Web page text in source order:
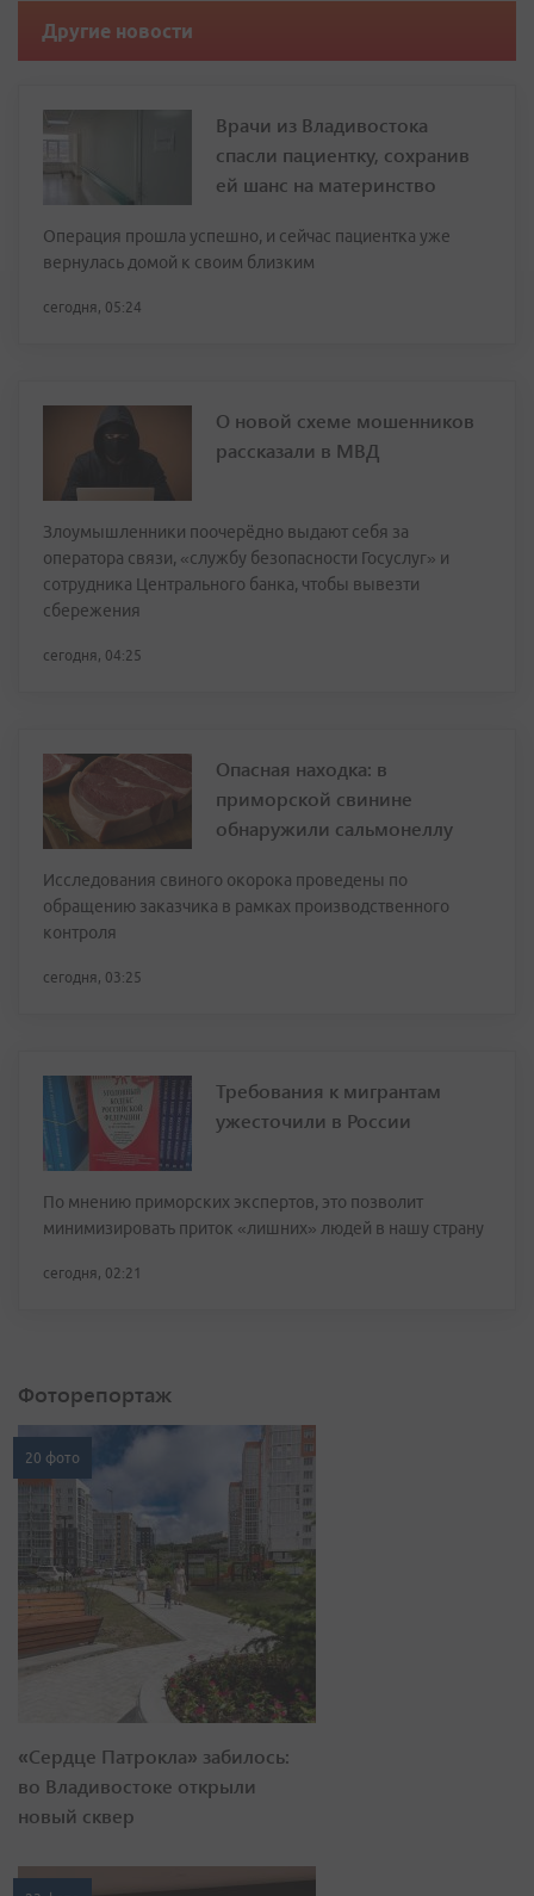
Другие новости
Врачи из Владивостока
спасли пациентку, сохранив
ей шанс на материнство
Операция прошла успешно, и сейчас пациентка уже
вернулась домой к своим близким
сегодня, 05:24
О новой схеме мошенников
рассказали в МВД
Злоумышленники поочерёдно выдают себя за
оператора связи, «службу безопасности Госуслуг» и
сотрудника Центрального банка, чтобы вывезти
сбережения
сегодня, 04:25
Опасная находка: в
приморской свинине
обнаружили сальмонеллу
Исследования свиного окорока проведены по
обращению заказчика в рамках производственного
контроля
сегодня, 03:25
Требования к мигрантам
ужесточили в России
По мнению приморских экспертов, это позволит
минимизировать приток «лишних» людей в нашу страну
сегодня, 02:21
Фоторепортаж
20 фото
«Сердце Патрокла» забилось:
во Владивостоке открыли
новый сквер